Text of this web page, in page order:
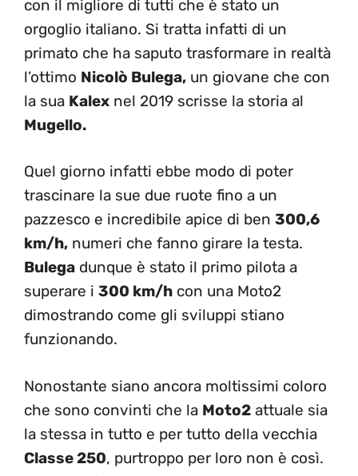
con il migliore di tutti che è stato un
orgoglio italiano. Si tratta infatti di un
primato che ha saputo trasformare in realtà
l’ottimo Nicolò Bulega, un giovane che con
la sua Kalex nel 2019 scrisse la storia al
Mugello.
Quel giorno infatti ebbe modo di poter
trascinare la sue due ruote fino a un
pazzesco e incredibile apice di ben 300,6
km/h, numeri che fanno girare la testa.
Bulega dunque è stato il primo pilota a
superare i 300 km/h con una Moto2
dimostrando come gli sviluppi stiano
funzionando.
Nonostante siano ancora moltissimi coloro
che sono convinti che la Moto2 attuale sia
la stessa in tutto e per tutto della vecchia
Classe 250, purtroppo per loro non è così.